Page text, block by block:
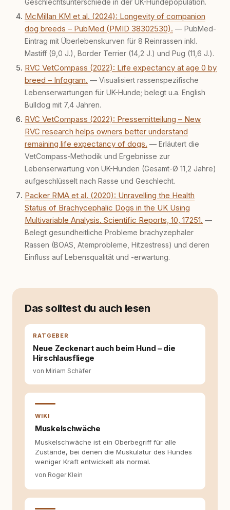
Geschlechtsunterschiede in der UK-Hundepopulation.
McMillan KM et al. (2024): Longevity of companion
dog breeds – PubMed (PMID 38302530). — PubMed-
Eintrag mit Überlebenskurven für 8 Reinrassen inkl.
Mastiff (9,0 J.), Border Terrier (14,2 J.) und Pug (11,6 J.).
RVC VetCompass (2022): Life expectancy at age 0 by
breed – Infogram. — Visualisiert rassenspezifische
Lebenserwartungen für UK-Hunde; belegt u.a. English
Bulldog mit 7,4 Jahren.
RVC VetCompass (2022): Pressemitteilung – New
RVC research helps owners better understand
remaining life expectancy of dogs. — Erläutert die
VetCompass-Methodik und Ergebnisse zur
Lebenserwartung von UK-Hunden (Gesamt-Ø 11,2 Jahre)
aufgeschlüsselt nach Rasse und Geschlecht.
Packer RMA et al. (2020): Unravelling the Health
Status of Brachycephalic Dogs in the UK Using
Multivariable Analysis. Scientific Reports, 10, 17251. —
Belegt gesundheitliche Probleme brachyzephaler
Rassen (BOAS, Atemprobleme, Hitzestress) und deren
Einfluss auf Lebensqualität und -erwartung.
Das solltest du auch lesen
RATGEBER
Neue Zeckenart auch beim Hund – die
Hirschlausfliege
von Miriam Schäfer
WIKI
Muskelschwäche
Muskelschwäche ist ein Oberbegriff für alle
Zustände, bei denen die Muskulatur des Hundes
weniger Kraft entwickelt als normal.
von Roger Klein